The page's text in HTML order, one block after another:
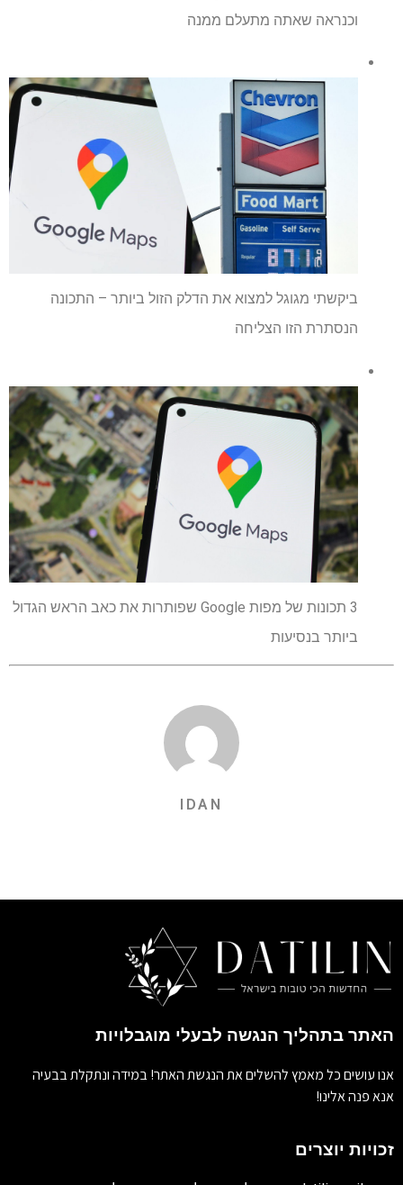
וכנראה שאתה מתעלם ממנה
ביקשתי מגוגל למצוא את הדלק הזול ביותר – התכונה
הנסתרת הזו הצליחה
3 תכונות של מפות Google שפותרות את כאב הראש הגדול
ביותר בנסיעות
IDAN
האתר בתהליך הנגשה לבעלי מוגבלויות
אנו עושים כל מאמץ להשלים את הנגשת האתר! במידה ונתקלת בבעיה
אנא פנה אלינו!
זכויות יוצרים